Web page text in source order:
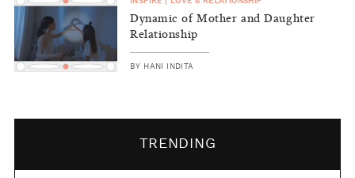
Dynamic of Mother and Daughter
Relationship
BY HANI INDITA
TRENDING